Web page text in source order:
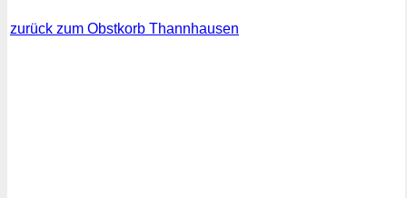
zurück zum Obstkorb Thannhausen